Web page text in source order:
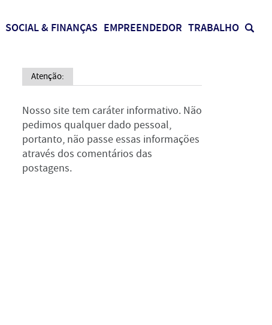
SOCIAL & FINANÇAS EMPREENDEDOR TRABALHO
Atenção:
Nosso site tem caráter informativo. Não
pedimos qualquer dado pessoal,
portanto, não passe essas informações
através dos comentários das
postagens.